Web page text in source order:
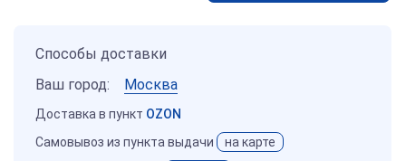
Способы доставки
Ваш город:
Москва
Доставка в пункт OZON
Самовывоз из пункта выдачи
на карте